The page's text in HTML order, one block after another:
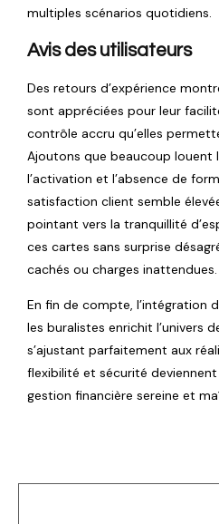
multiples scénarios quotidiens.
Avis des utilisateurs
Des retours d’expérience
sont appréciées pour leur
contrôle accru qu’elles
Ajoutons que beaucoup louent
l’activation et l’absence de
satisfaction client semble
pointant vers la tranquillité
ces cartes sans surprise
cachés ou charges inattendues.
En fin de compte, l’intégration
les buralistes enrichit l’univers
s’ajustant parfaitement aux
flexibilité et sécurité
gestion financière sereine et